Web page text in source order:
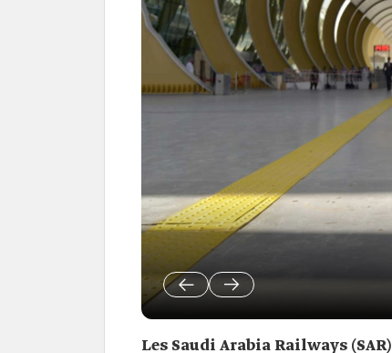
Les Saudi Arabia Railways (SAR)